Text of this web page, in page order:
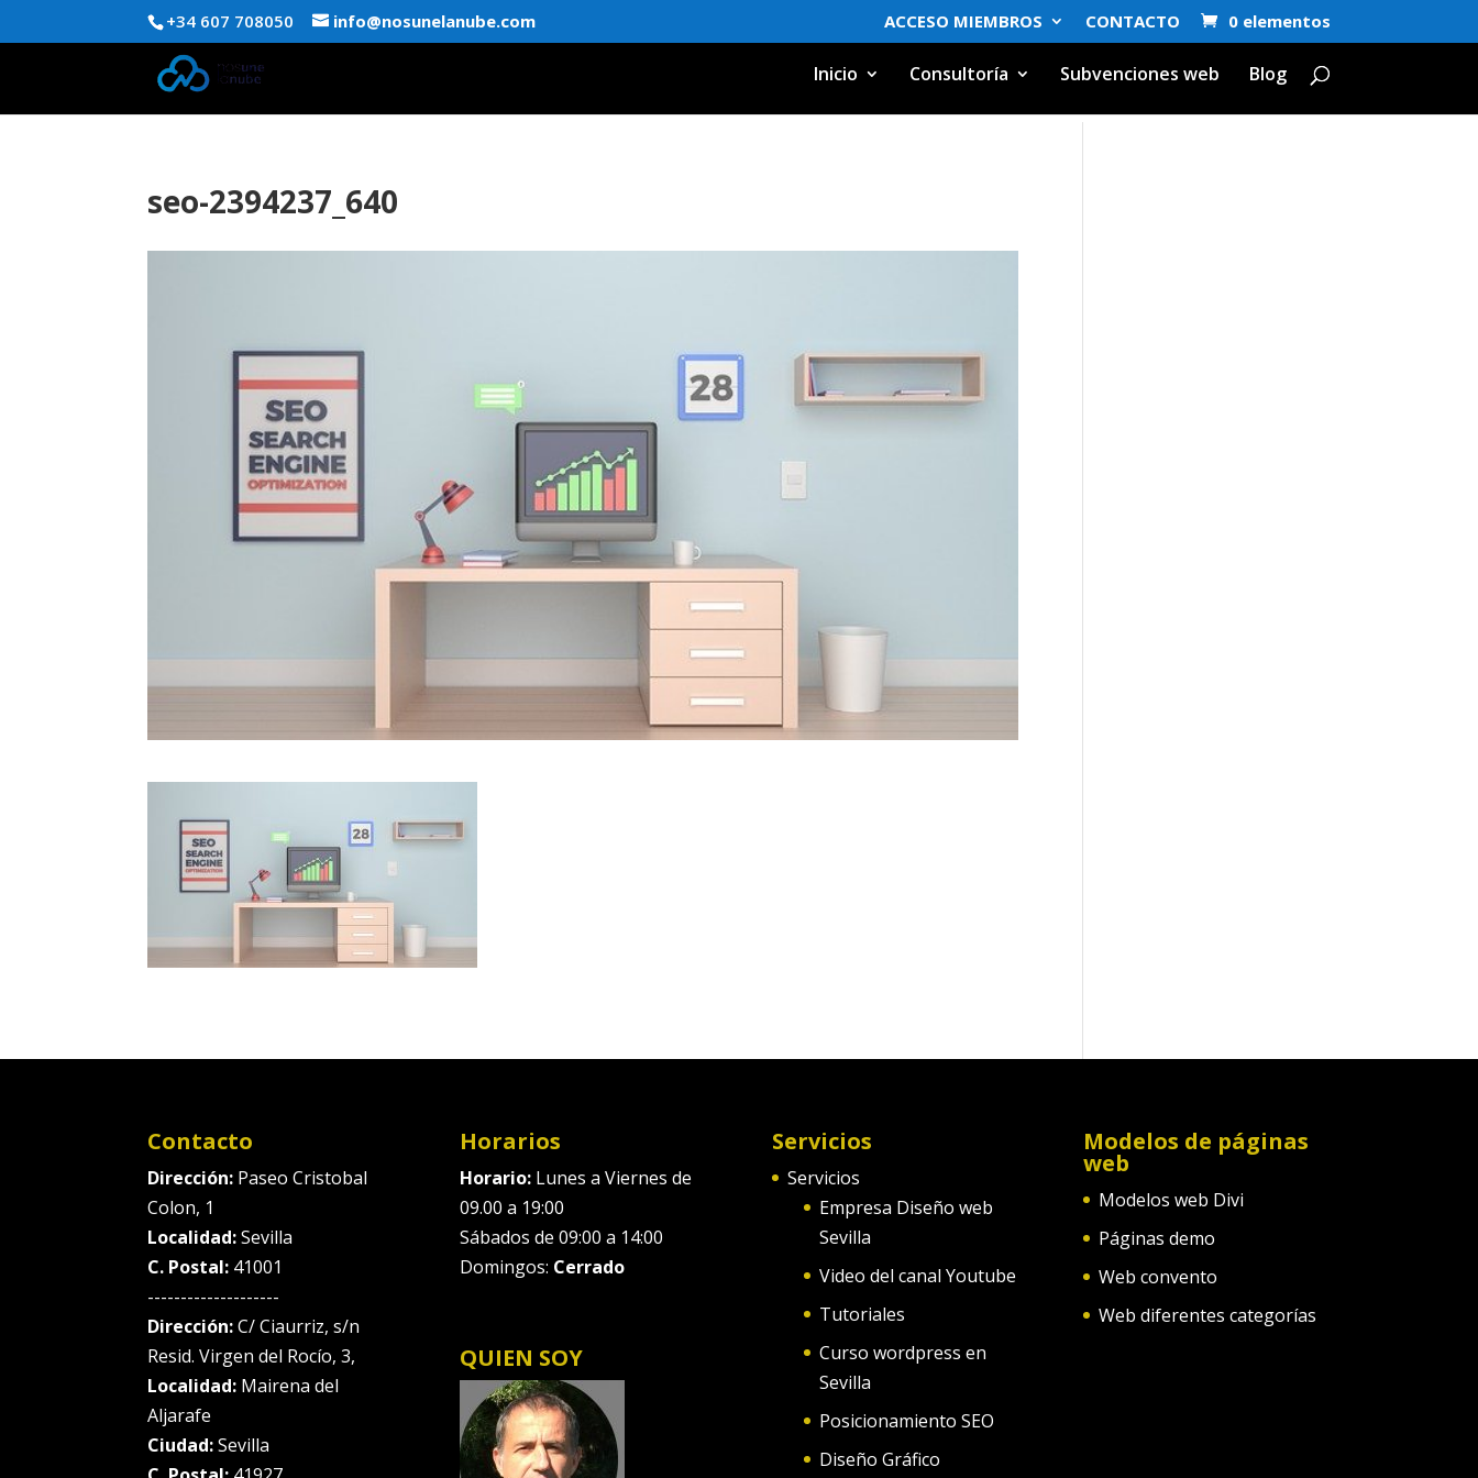
+34 607 708050 info@nosunelanube.com ACCESO MIEMBROS CONTACTO 0 elementos
Inicio Consultoría Subvenciones web Blog
seo-2394237_640
Contacto
Dirección: Paseo Cristobal
Colon, 1
Localidad:Sevilla
C. Postal: 41001
--------------------
Dirección:C/ Ciaurriz, s/n
Resid. Virgen del Rocío, 3,
Localidad: Mairena del
Aljarafe
Ciudad:Sevilla
Horarios
Horario:Lunes a Viernes de
09.00 a 19:00
Sábados de 09:00 a 14:00
Domingos: Cerrado
QUIEN SOY
Servicios
Servicios
Empresa Diseño web
Sevilla
Video del canal Youtube
Tutoriales
Curso wordpress en
Sevilla
Posicionamiento SEO
Diseño Gráfico
Modelos de páginas
web
Modelos web Divi
Páginas demo
Web convento
Web diferentes categorías